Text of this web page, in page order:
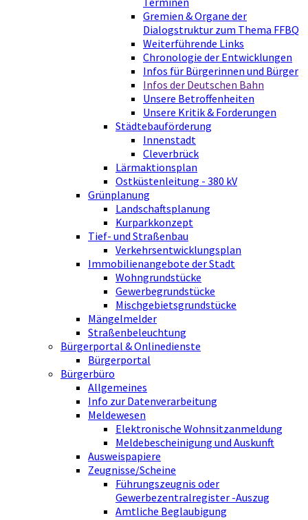
Gremien & Organe der
Dialogstruktur zum Thema FFBQ
Weiterführende Links
Chronologie der Entwicklungen
Infos für Bürgerinnen und Bürger
Infos der Deutschen Bahn
Unsere Betroffenheiten
Unsere Kritik & Forderungen
Städtebauförderung
Innenstadt
Cleverbrück
Lärmaktionsplan
Ostküstenleitung - 380 kV
Grünplanung
Landschaftsplanung
Kurparkkonzept
Tief- und Straßenbau
Verkehrsentwicklungsplan
Immobilienangebote der Stadt
Wohngrundstücke
Gewerbegrundstücke
Mischgebietsgrundstücke
Mängelmelder
Straßenbeleuchtung
Bürgerportal & Onlinedienste
Bürgerportal
Bürgerbüro
Allgemeines
Info zur Datenverarbeitung
Meldewesen
Elektronische Wohnsitzanmeldung
Meldebescheinigung und Auskunft
Ausweispapiere
Zeugnisse/Scheine
Führungszeugnis oder
Gewerbezentralregister -Auszug
Amtliche Beglaubigung